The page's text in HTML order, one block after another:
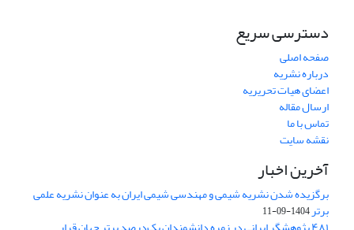
دسترسی سریع
صفحه اصلی
درباره نشریه
اعضای هیات تحریریه
ارسال مقاله
تماس با ما
نقشه سایت
آخرین اخبار
برگزیده شدن نشریه شیمی و مهندسی شیمی ایران به عنوان نشریه علمی
برتر1404-09-11